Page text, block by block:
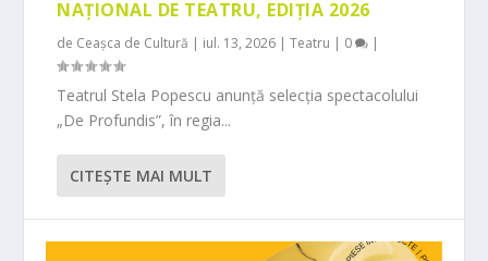
NAȚIONAL DE TEATRU, EDIȚIA 2026
de Ceașca de Cultură | iul. 13, 2026 |Teatru | 0 |
Teatrul Stela Popescu anunță selecția spectacolului
„De Profundis”, în regia...
CITEŞTE MAI MULT